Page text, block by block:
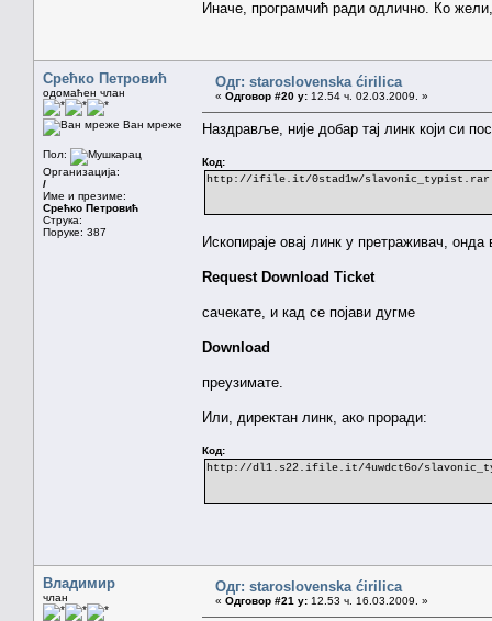
Иначе, програмчић ради одлично. Ко
Срећко Петровић
одомаћен члан
Ван мреже
Пол:
Организација:
/
Име и презиме:
Срећко Петровић
Струка:
Поруке: 387
Одг: staroslovenska ćirilica
« Одговор #20 у: 12.54 ч. 02.03.2009. »
Наздравље, није добар тај линк који си
Код:
http://ifile.it/0stad1w/slavonic_typist.rar
Ископираје овај линк у претраживач,
Request Download Ticket
сачекате, и кад се појави дугме
Download
преузимате.
Или, директан линк, ако проради:
Код:
http://dl1.s22.ifile.it/4uwdct6o/
Владимир
члан
Одг: staroslovenska ćirilica
« Одговор #21 у: 12.53 ч. 16.03.2009. »